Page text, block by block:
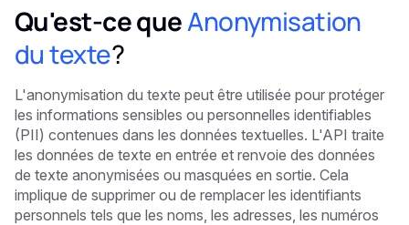
Qu'est-ce queAnonymisation
du texte?
L'anonymisation du texte peut être utilisée pour protéger
les informations sensibles ou personnelles identifiables
(PII) contenues dans les données textuelles. L'API traite
les données de texte en entrée et renvoie des données
de texte anonymisées ou masquées en sortie. Cela
implique de supprimer ou de remplacer les identifiants
personnels tels que les noms, les adresses, les numéros